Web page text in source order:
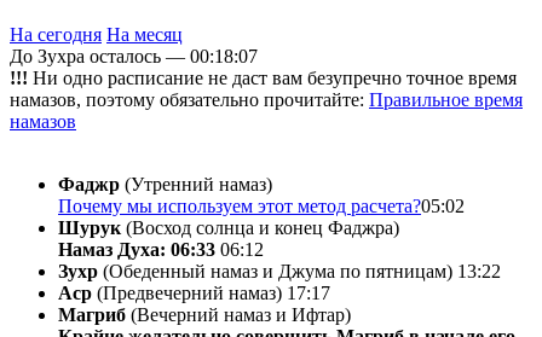
На сегодня На месяц
До Зухра осталось — 00:18:07
!!! Ни одно расписание не даст вам безупречно точное время
намазов, поэтому обязательно прочитайте: Правильное время
намазов
Фаджр (Утренний намаз)
Почему мы используем этот метод расчета?05:02
Шурук (Восход солнца и конец Фаджра)
Намаз Духа: 06:33 06:12
Зухр (Обеденный намаз и Джума по пятницам) 13:22
Аср (Предвечерний намаз) 17:17
Магриб (Вечерний намаз и Ифтар)